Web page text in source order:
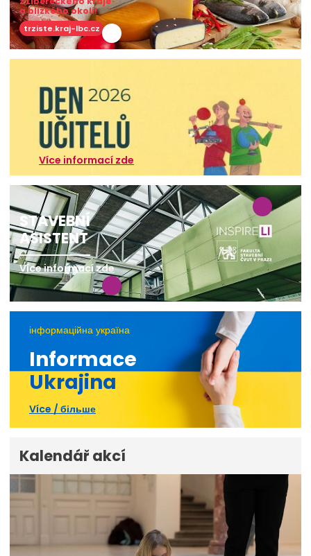
a blízkého okolí!
trziste.kraj-lbc.cz
Více informací zde
STAVEBNÍ
ASISTENT
Více informací zde
інформаційна україна
Informace
Ukrajina
Více / більше
Kalendář akcí